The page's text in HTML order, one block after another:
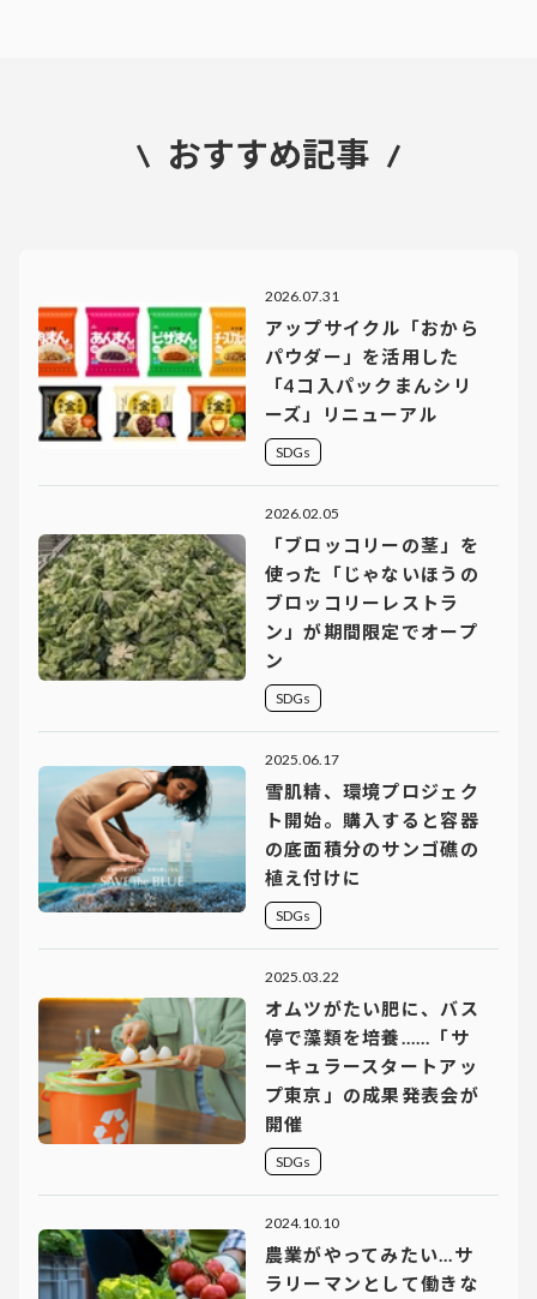
おすすめ記事
2026.07.31
アップサイクル「おから
パウダー」を活用した
「4コ入パックまんシリ
ーズ」リニューアル
SDGs
2026.02.05
「ブロッコリーの茎」を
使った「じゃないほうの
ブロッコリーレストラ
ン」が期間限定でオープ
ン
SDGs
2025.06.17
雪肌精、環境プロジェク
ト開始。購入すると容器
の底面積分のサンゴ礁の
植え付けに
SDGs
2025.03.22
オムツがたい肥に、バス
停で藻類を培養……「サ
ーキュラースタートアッ
プ東京」の成果発表会が
開催
SDGs
2024.10.10
農業がやってみたい…サ
ラリーマンとして働きな